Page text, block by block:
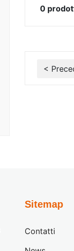
0
<
Sitemap
Contatti